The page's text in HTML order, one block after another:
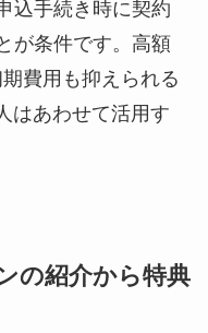
込手続き時に契約
が条件です。高額
費用も抑えられる
はあわせて活用す
の紹介から特典